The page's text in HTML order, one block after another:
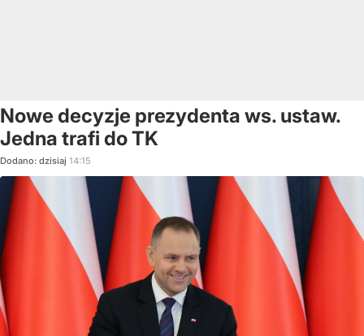
Nowe decyzje prezydenta ws. ustaw.
Jedna trafi do TK
Dodano: dzisiaj 14:15